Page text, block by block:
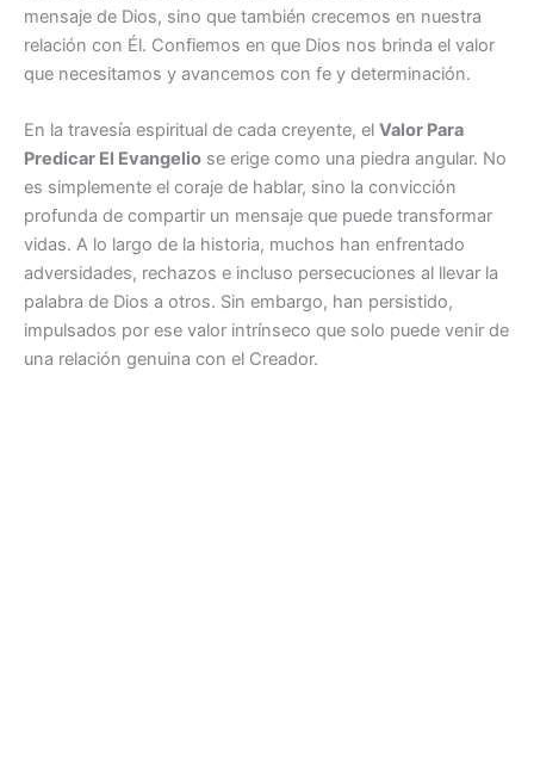
mensaje de Dios, sino que también crecemos en nuestra
relación con Él. Confiemos en que Dios nos brinda el valor
que necesitamos y avancemos con fe y determinación.
En la travesía espiritual de cada creyente, el Valor Para
Predicar El Evangelio se erige como una piedra angular. No
es simplemente el coraje de hablar, sino la convicción
profunda de compartir un mensaje que puede transformar
vidas. A lo largo de la historia, muchos han enfrentado
adversidades, rechazos e incluso persecuciones al llevar la
palabra de Dios a otros. Sin embargo, han persistido,
impulsados por ese valor intrínseco que solo puede venir de
una relación genuina con el Creador.